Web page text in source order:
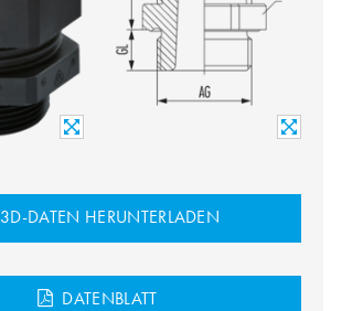
3D-DATEN HERUNTERLADEN
DATENBLATT